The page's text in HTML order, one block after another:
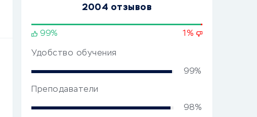
2004 отзывов
99% 1%
Удобство обучения
99%
Преподаватели
98%